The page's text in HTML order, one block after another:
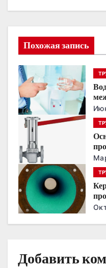
ц
я
п
о
з
п
и
с
я
Похожая запись
Добавить